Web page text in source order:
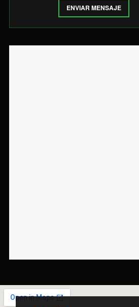
ENVIAR MENSAJE